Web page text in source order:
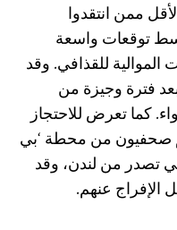
ممن انتقدوا
توقعات واسعة
للقذافي. وقد
فترة وجيزة من
كما تعرض للاحتجاز
صحفيون من محطة ‘بي
تصدر من لندن، وقد
الإفراج عنهم.